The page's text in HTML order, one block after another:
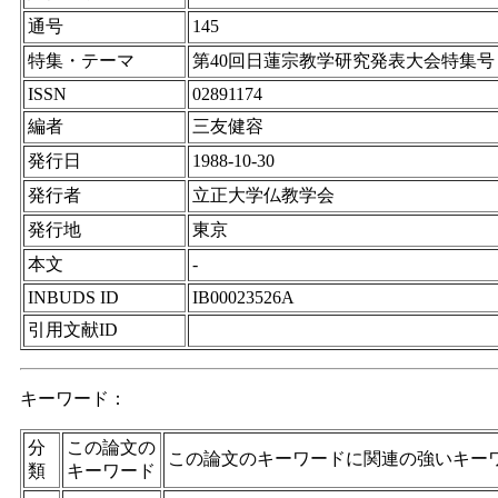
通号
145
特集・テーマ
第40回日蓮宗教学研究発表大会特集号
ISSN
02891174
編者
三友健容
発行日
1988-10-30
発行者
立正大学仏教学会
発行地
東京
本文
-
INBUDS ID
IB00023526A
引用文献ID
キーワード：
分
類
この論文の
キーワード
この論文のキーワードに関連の強いキー